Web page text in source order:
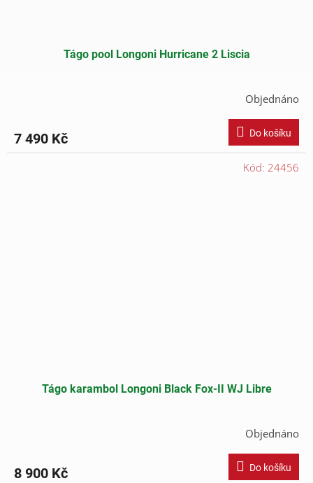
Tágo pool Longoni Hurricane 2 Liscia
Objednáno
7 490 Kč Do košíku
Tágo karambol Longoni Black Fox-II WJ Libre
Objednáno
8 900 Kč Do košíku
Kód: 24456